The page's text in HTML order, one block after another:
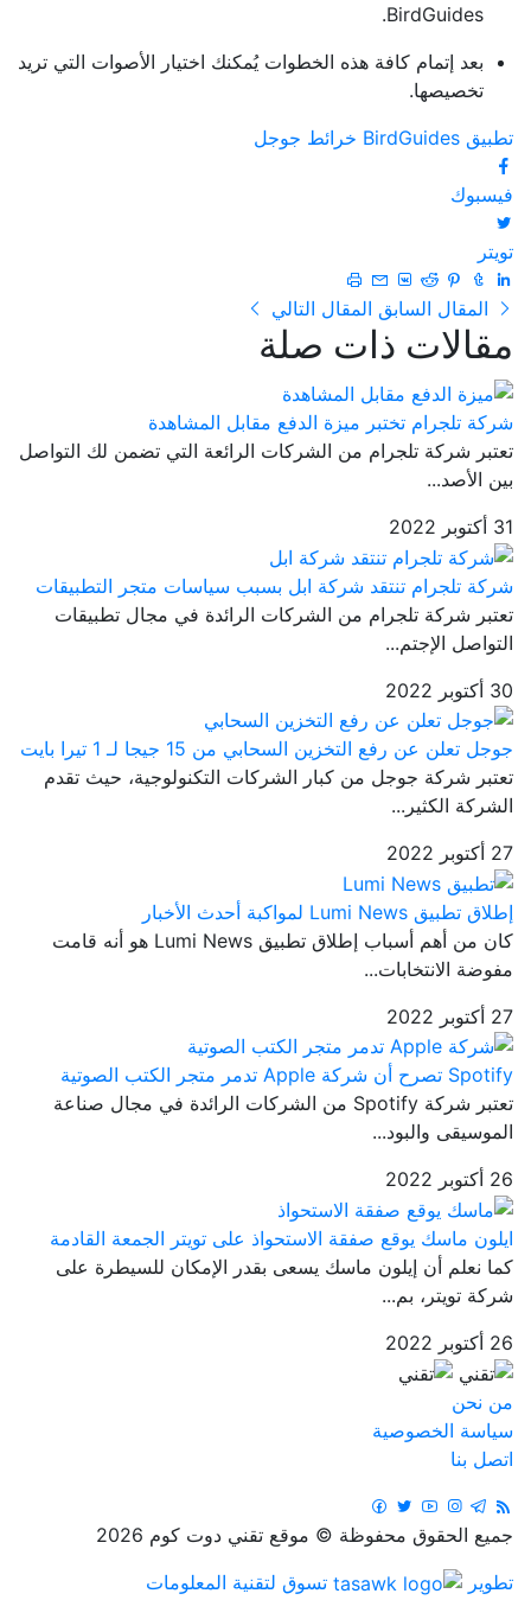
BirdGuides.
بعد إتمام كافة هذه الخطوات يُمكنك اختيار الأصوات التي تريد
تخصيصها.
تطبيق BirdGuides
خرائط جوجل
فيسبوك
تويتر
المقال السابق المقال التالي
مقالات ذات صلة
شركة تلجرام تختبر ميزة الدفع مقابل المشاهدة
تعتبر شركة تلجرام من الشركات الرائعة التي تضمن لك التواصل
بين الأصد...
31 أكتوبر 2022
شركة تلجرام تنتقد شركة ابل بسبب سياسات متجر التطبيقات
تعتبر شركة تلجرام من الشركات الرائدة في مجال تطبيقات
التواصل الإجتم...
30 أكتوبر 2022
جوجل تعلن عن رفع التخزين السحابي من 15 جيجا لـ 1 تيرا بايت
تعتبر شركة جوجل من كبار الشركات التكنولوجية، حيث تقدم
الشركة الكثير...
27 أكتوبر 2022
إطلاق تطبيق Lumi News لمواكبة أحدث الأخبار
كان من أهم أسباب إطلاق تطبيق Lumi News هو أنه قامت
مفوضة الانتخابات...
27 أكتوبر 2022
Spotify تصرح أن شركة Apple تدمر متجر الكتب الصوتية
تعتبر شركة Spotify من الشركات الرائدة في مجال صناعة
الموسيقى والبود...
26 أكتوبر 2022
ايلون ماسك يوقع صفقة الاستحواذ على تويتر الجمعة القادمة
كما نعلم أن إيلون ماسك يسعى بقدر الإمكان للسيطرة على
شركة تويتر، بم...
26 أكتوبر 2022
من نحن
سياسة الخصوصية
اتصل بنا
جميع الحقوق محفوظة © موقع تقني دوت كوم 2026
تطوير
تسوق لتقنية المعلومات